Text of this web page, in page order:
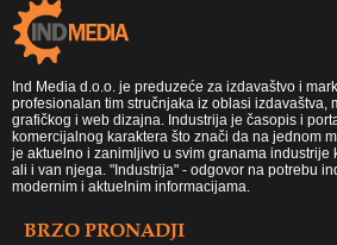
Ind Media d.o.o. je preduzeće za izdavaštvo i
profesionalan tim stručnjaka iz oblasi izdavaštva,
grafičkog i web dizajna. Industrija je časopis i
komercijalnog karaktera što znači da na jednom
je aktuelno i zanimljivo u svim granama industrije
ali i van njega. "Industrija" - odgovor na potrebu
modernim i aktuelnim informacijama.
BRZO PRONADJI